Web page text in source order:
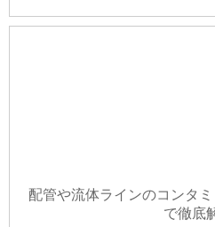
配管や流体ラインのコンタ
で徹底